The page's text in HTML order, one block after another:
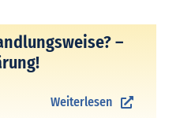
–
Weiterlesen